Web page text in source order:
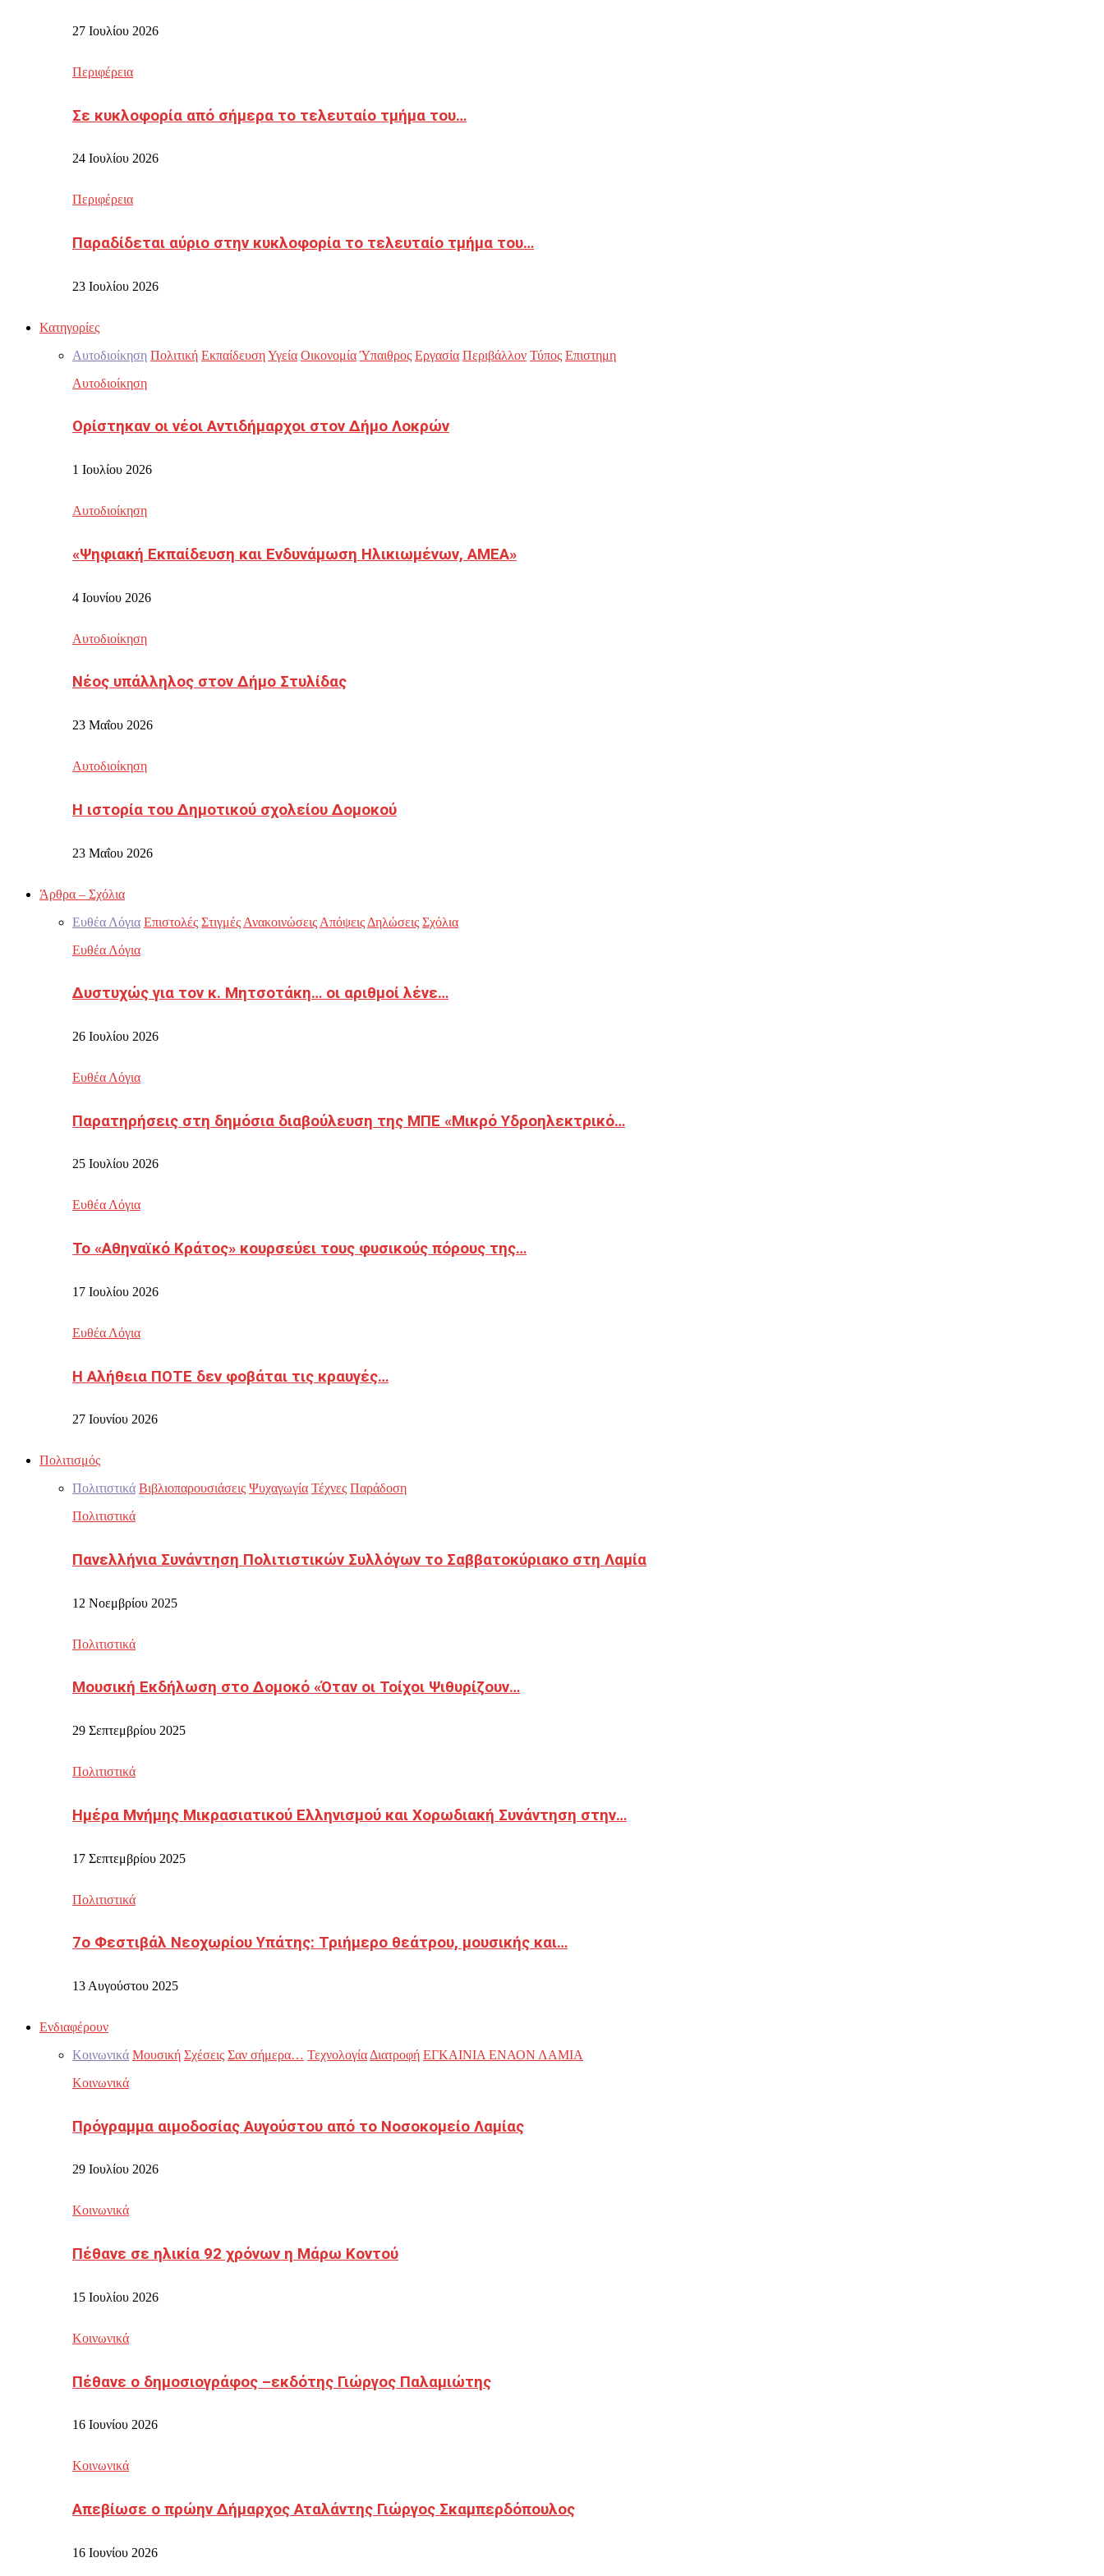
27 Ιουλίου 2026
Περιφέρεια
Σε κυκλοφορία από σήμερα το τελευταίο τμήμα του…
24 Ιουλίου 2026
Περιφέρεια
Παραδίδεται αύριο στην κυκλοφορία το τελευταίο τμήμα του…
23 Ιουλίου 2026
Κατηγορίες
Αυτοδιοίκηση Πολιτική ΕκπαίδευσηΥγεία Οικονομία Ύπαιθρος Εργασία Περιβάλλον Τύπος Επιστημη
Αυτοδιοίκηση
Ορίστηκαν οι νέοι Αντιδήμαρχοι στον Δήμο Λοκρών
1 Ιουλίου 2026
Αυτοδιοίκηση
«Ψηφιακή Εκπαίδευση και Ενδυνάμωση Ηλικιωμένων, ΑΜΕΑ»
4 Ιουνίου 2026
Αυτοδιοίκηση
Νέος υπάλληλος στον Δήμο Στυλίδας
23 Μαΐου 2026
Αυτοδιοίκηση
Η ιστορία του Δημοτικού σχολείου Δομοκού
23 Μαΐου 2026
Άρθρα – Σχόλια
Ευθέα Λόγια Επιστολές Στιγμές Ανακοινώσεις Απόψεις Δηλώσεις Σχόλια
Ευθέα Λόγια
Δυστυχώς για τον κ. Μητσοτάκη… οι αριθμοί λένε…
26 Ιουλίου 2026
Ευθέα Λόγια
Παρατηρήσεις στη δημόσια διαβούλευση της ΜΠΕ «Μικρό Υδροηλεκτρικό…
25 Ιουλίου 2026
Ευθέα Λόγια
Το «Αθηναϊκό Κράτος» κουρσεύει τους φυσικούς πόρους της…
17 Ιουλίου 2026
Ευθέα Λόγια
Η Αλήθεια ΠΟΤΕ δεν φοβάται τις κραυγές…
27 Ιουνίου 2026
Πολιτισμός
Πολιτιστικά Βιβλιοπαρουσιάσεις Ψυχαγωγία Τέχνες Παράδοση
Πολιτιστικά
Πανελλήνια Συνάντηση Πολιτιστικών Συλλόγων το Σαββατοκύριακο στη Λαμία
12 Νοεμβρίου 2025
Πολιτιστικά
Μουσική Εκδήλωση στο Δομοκό «Όταν οι Τοίχοι Ψιθυρίζουν…
29 Σεπτεμβρίου 2025
Πολιτιστικά
Ημέρα Μνήμης Μικρασιατικού Ελληνισμού και Χορωδιακή Συνάντηση στην…
17 Σεπτεμβρίου 2025
Πολιτιστικά
7ο Φεστιβάλ Νεοχωρίου Υπάτης: Τριήμερο θεάτρου, μουσικής και…
13 Αυγούστου 2025
Ενδιαφέρουν
Κοινωνικά Μουσική Σχέσεις Σαν σήμερα… Τεχνολογία Διατροφή ΕΓΚΑΙΝΙΑ ΕΝΑΟΝ ΛΑΜΙΑ
Κοινωνικά
Πρόγραμμα αιμοδοσίας Αυγούστου από το Νοσοκομείο Λαμίας
29 Ιουλίου 2026
Κοινωνικά
Πέθανε σε ηλικία 92 χρόνων η Μάρω Κοντού
15 Ιουλίου 2026
Κοινωνικά
Πέθανε ο δημοσιογράφος –εκδότης Γιώργος Παλαμιώτης
16 Ιουνίου 2026
Κοινωνικά
Απεβίωσε ο πρώην Δήμαρχος Αταλάντης Γιώργος Σκαμπερδόπουλος
16 Ιουνίου 2026